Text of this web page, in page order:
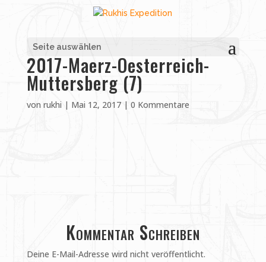
Seite auswählen
2017-Maerz-Oesterreich-
Muttersberg (7)
von rukhi | Mai 12, 2017| 0 Kommentare
Kommentar Schreiben
Deine E-Mail-Adresse wird nicht veröffentlicht.